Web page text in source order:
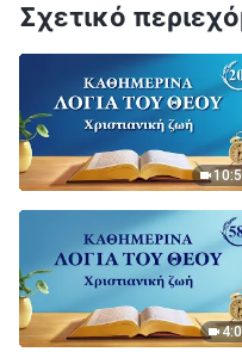
Σχετικό